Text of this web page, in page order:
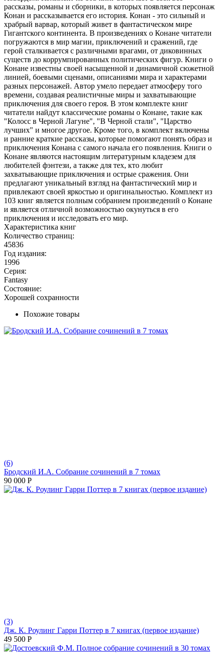
рассказы, романы и сборники, в которых появляется персонаж
Конан и рассказывается его история. Конан - это сильный и
храбрый варвар, который живет в фантастическом мире
Гигантского континента. В произведениях о Конане читатели
погружаются в мир магии, приключений и сражений, где
герой сталкивается с различными врагами, от диковинных
существ до коррумпированных политических фигур. Книги о
Конане известны своей насыщенной и динамичной сюжетной
линией, боевыми сценами, описаниями мира и характерами
разных персонажей. Автор умело передает атмосферу того
времени, создавая реалистичные миры и захватывающие
приключения для своего героя. В этом комплекте книг
читатели найдут классические романы о Конане, такие как
"Колосс в Черной Лагуне", "В Черной стали", "Царство
лучших" и многое другое. Кроме того, в комплект включены
и ранние краткие рассказы, которые помогают понять образ и
приключения Конана с самого начала его появления. Книги о
Конане являются настоящим литературным кладезем для
любителей фэнтези, а также для тех, кто любит
захватывающие приключения и острые сражения. Они
предлагают уникальный взгляд на фантастический мир и
привлекают своей яркостью и оригинальностью. Комплект из
103 книг является полным собранием произведений о Конане
и является отличной возможностью окунуться в его
приключения и исследовать его мир.
Характеристика книг
Количество страниц:
45836
Год издания:
1996
Серия:
Fantasy
Состояние:
Хорошей сохранности
Похожие товары
(6)
Бродский И.А. Собрание сочинений в 7 томах
90 000 Р
(3)
Дж. К. Роулинг Гарри Поттер в 7 книгах (первое издание)
49 500 Р